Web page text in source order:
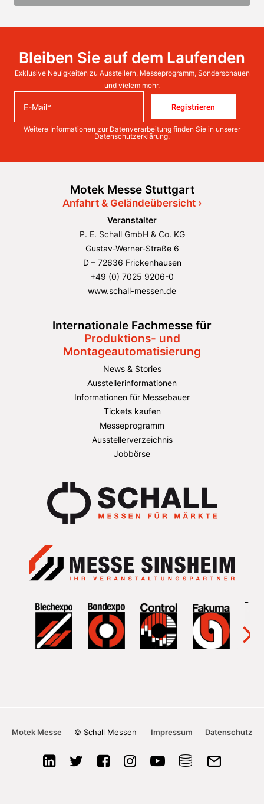
Bleiben Sie auf dem Laufenden
Exklusive Neuigkeiten zu Ausstellern, Messeprogramm, Sonderschauen
und vielem mehr.
Registrieren
Weitere Informationen zur Datenverarbeitung finden Sie in unserer
Datenschutzerklärung.
Motek Messe Stuttgart
Anfahrt & Geländeübersicht ›
Veranstalter
P. E. Schall GmbH & Co. KG
Gustav-Werner-Straße 6
D – 72636 Frickenhausen
+49 (0) 7025 9206-0
www.schall-messen.de
Internationale Fachmesse für
Produktions- und
Montageautomatisierung
News & Stories
Ausstellerinformationen
Informationen für Messebauer
Tickets kaufen
Messeprogramm
Ausstellerverzeichnis
Jobbörse
Motek Messe © Schall Messen Impressum Datenschutz